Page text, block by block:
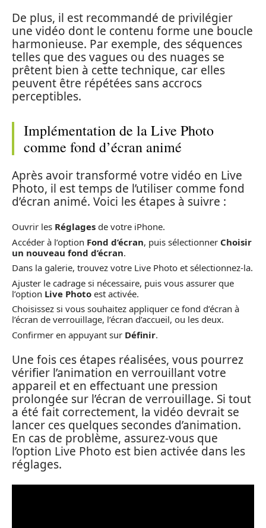
De plus, il est recommandé de privilégier
une vidéo dont le contenu forme une boucle
harmonieuse. Par exemple, des séquences
telles que des vagues ou des nuages se
prêtent bien à cette technique, car elles
peuvent être répétées sans accrocs
perceptibles.
Implémentation de la Live Photo
comme fond d’écran animé
Après avoir transformé votre vidéo en Live
Photo, il est temps de l’utiliser comme fond
d’écran animé. Voici les étapes à suivre :
Ouvrir les Réglages de votre iPhone.
Accéder à l’option Fond d’écran, puis sélectionner Choisir
un nouveau fond d’écran.
Dans la galerie, trouvez votre Live Photo et sélectionnez-la.
Ajuster le cadrage si nécessaire, puis vous assurer que
l’option Live Photo est activée.
Choisissez si vous souhaitez appliquer ce fond d’écran à
l’écran de verrouillage, l’écran d’accueil, ou les deux.
Confirmer en appuyant sur Définir.
Une fois ces étapes réalisées, vous pourrez
vérifier l’animation en verrouillant votre
appareil et en effectuant une pression
prolongée sur l’écran de verrouillage. Si tout
a été fait correctement, la vidéo devrait se
lancer ces quelques secondes d’animation.
En cas de problème, assurez-vous que
l’option Live Photo est bien activée dans les
réglages.